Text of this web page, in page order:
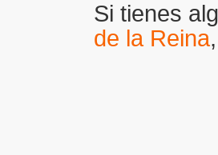
Si tienes
de la Reina